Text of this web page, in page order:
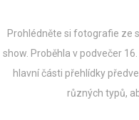
Prohlédněte si fotografie ze
show. Proběhla v podvečer
hlavní části přehlídky
různých typů,